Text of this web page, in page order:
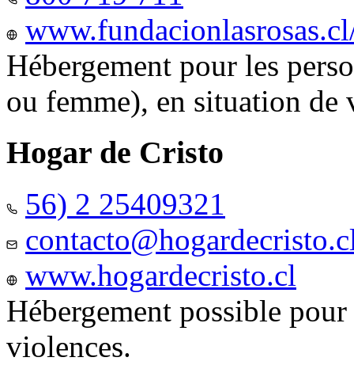
Hébergement pour les
ou femme), en situation
Hogar de Cristo
56) 2 25409321
www.hogardecristo.cl
Hébergement possible
violences.